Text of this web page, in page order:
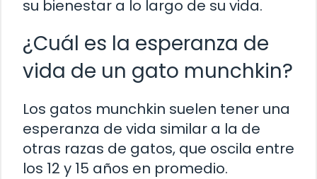
su bienestar a lo largo de su vida.
¿Cuál es la esperanza de
vida de un gato munchkin?
Los gatos munchkin suelen tener una
esperanza de vida similar a la de
otras razas de gatos, que oscila entre
los 12 y 15 años en promedio.